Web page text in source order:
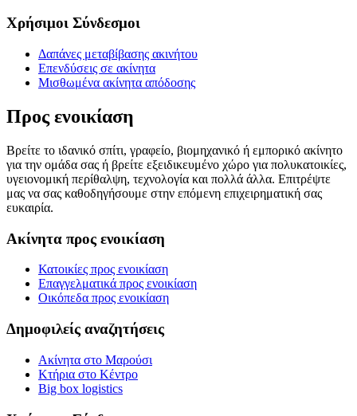
Χρήσιμοι Σύνδεσμοι
Δαπάνες μεταβίβασης ακινήτου
Επενδύσεις σε ακίνητα
Μισθωμένα ακίνητα απόδοσης
Προς ενοικίαση
Βρείτε το ιδανικό σπίτι, γραφείο, βιομηχανικό ή εμπορικό ακίνητο
για την ομάδα σας ή βρείτε εξειδικευμένο χώρο για πολυκατοικίες,
υγειονομική περίθαλψη, τεχνολογία και πολλά άλλα. Επιτρέψτε
μας να σας καθοδηγήσουμε στην επόμενη επιχειρηματική σας
ευκαιρία.
Ακίνητα προς ενοικίαση
Κατοικίες προς ενοικίαση
Επαγγελματικά προς ενοικίαση
Οικόπεδα προς ενοικίαση
Δημοφιλείς αναζητήσεις
Ακίνητα στο Μαρούσι
Κτήρια στο Κέντρο
Big box logistics